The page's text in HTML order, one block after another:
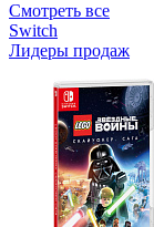
Смотреть все
Switch
Лидеры продаж